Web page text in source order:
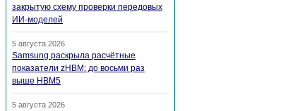
закрытую схему проверки передовых
ИИ-моделей
5 августа 2026
Samsung раскрыла расчётные
показатели zHBM: до восьми раз
выше HBM5
5 августа 2026